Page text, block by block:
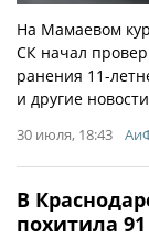
На Мамаевом
СК начал
ранения 11-
и другие
30 июля, 18:43
В
похитила